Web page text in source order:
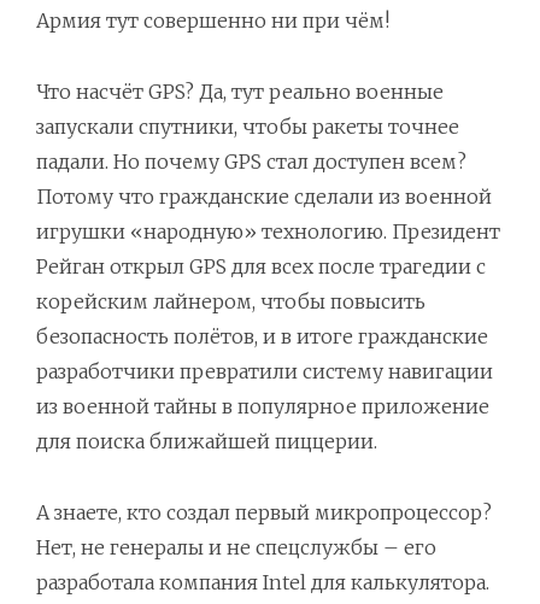
Армия тут совершенно ни при чём!
Что насчёт GPS? Да, тут реально военные
запускали спутники, чтобы ракеты точнее
падали. Но почему GPS стал доступен всем?
Потому что гражданские сделали из военной
игрушки «народную» технологию. Президент
Рейган открыл GPS для всех после трагедии с
корейским лайнером, чтобы повысить
безопасность полётов, и в итоге гражданские
разработчики превратили систему навигации
из военной тайны в популярное приложение
для поиска ближайшей пиццерии.
А знаете, кто создал первый микропроцессор?
Нет, не генералы и не спецслужбы – его
разработала компания Intel для калькулятора.